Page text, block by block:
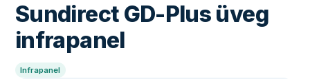
Sundirect GD-Plus üveg
infrapanel
Infrapanel